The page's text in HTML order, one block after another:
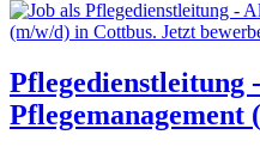
Pflegedienstleitung
Pflegemanagement